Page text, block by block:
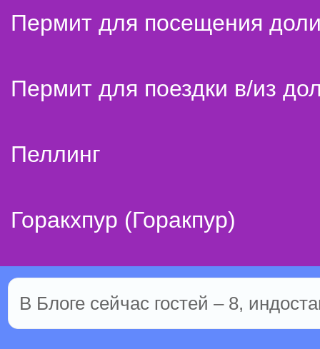
Пермит для посещения
Пермит для поездки в/из
Пеллинг
Горакхпур (Горакпур)
В Блоге сейчас гостей – 8,